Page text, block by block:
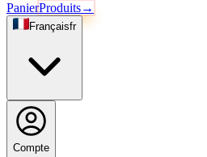
PanierProduits→
Françaisfr
Compte